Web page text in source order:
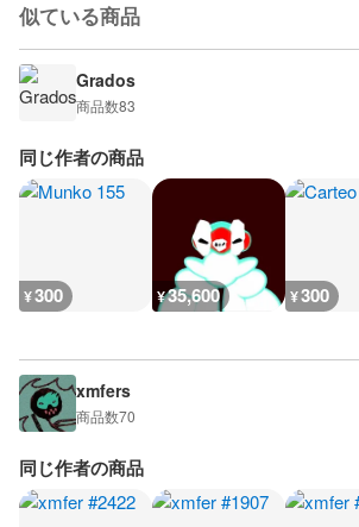
似ている商品
Grados
商品数83
同じ作者の商品
¥300 ¥35,600 ¥300
xmfers
商品数70
同じ作者の商品